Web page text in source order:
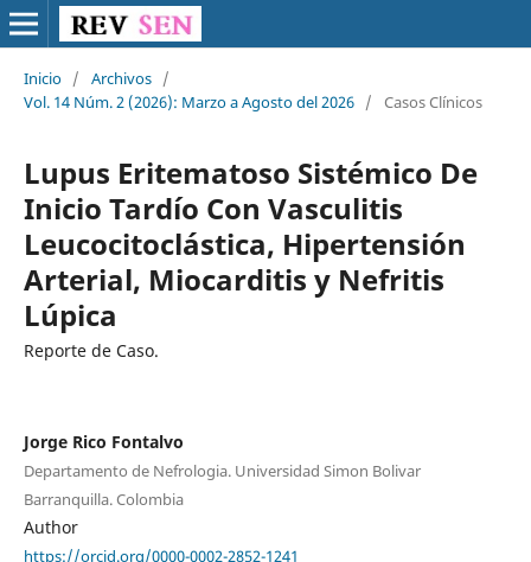
Inicio / Archivos /
Vol. 14 Núm. 2 (2026): Marzo a Agosto del 2026 / Casos Clínicos
Lupus Eritematoso Sistémico De
Inicio Tardío Con Vasculitis
Leucocitoclástica, Hipertensión
Arterial, Miocarditis y Nefritis
Lúpica
Reporte de Caso.
Jorge Rico Fontalvo
Departamento de Nefrologia. Universidad Simon Bolivar
Barranquilla. Colombia
Author
https://orcid.org/0000-0002-2852-1241